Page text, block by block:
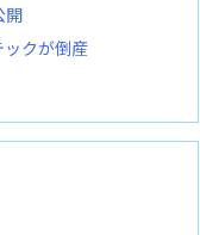
開
クが倒産